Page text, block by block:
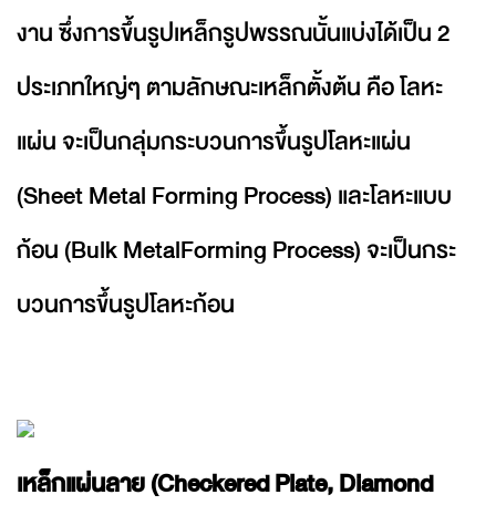
งาน ซึ่งการขึ้นรูปเหล็กรูปพรรณนั้นแบ่งได้เป็น 2
ประเภทใหญ่ๆ ตามลักษณะเหล็กตั้งต้น คือ โลหะ
แผ่น จะเป็นกลุ่มกระบวนการขึ้นรูปโลหะแผ่น
(Sheet Metal Forming Process) และโลหะแบบ
ก้อน (Bulk MetalForming Process) จะเป็นกระ
บวนการขึ้นรูปโลหะก้อน
เหล็กแผ่นลาย (Checkered Plate, Diamond